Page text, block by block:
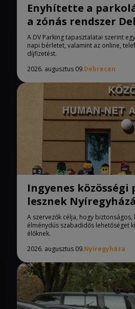
Enyhítette a
a zónás rendszer
A DV Parking tapasztalatai szerint
napi bérletet, valamint az online,
díjfizetést.
2026. augusztus 09.Debrecen
Ingyenes
lesznek
A szervezők célja, hogy
élménydús szabadidős lehetőséget
élőknek.
2026. augusztus 09.Nyíregyháza